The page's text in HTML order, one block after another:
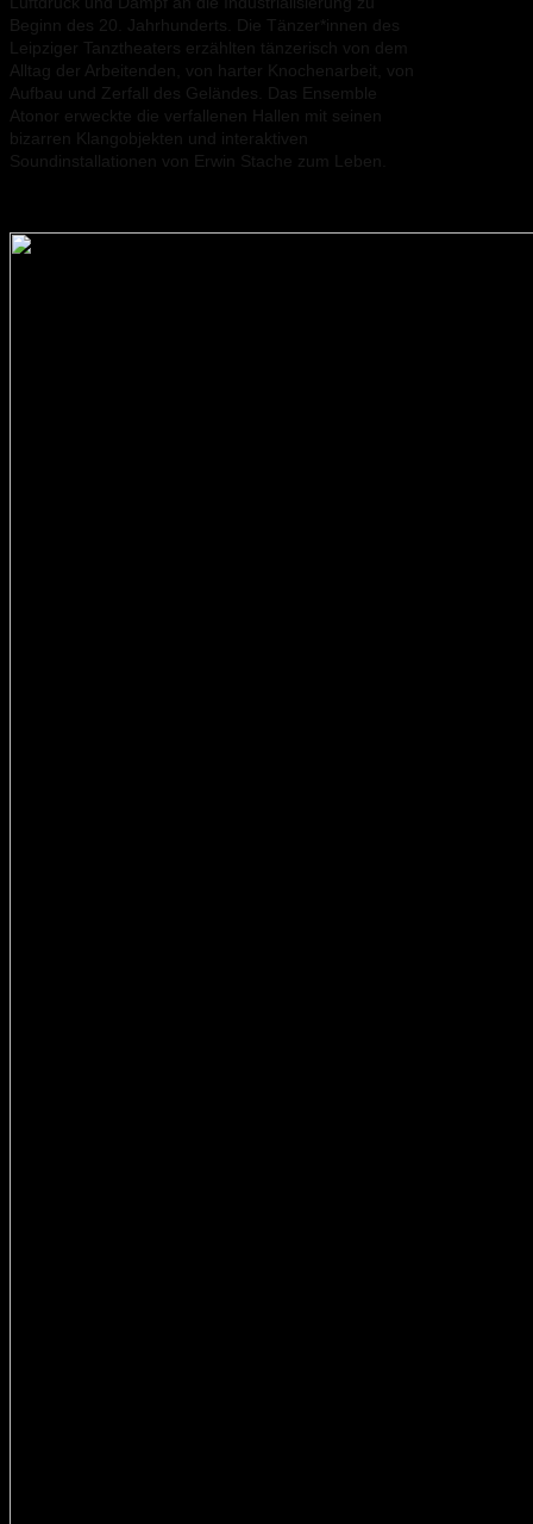
Beginn des 20. Jahrhunderts. Die Tänzer*innen des
Leipziger Tanztheaters erzählten tänzerisch von dem
Alltag der Arbeitenden, von harter Knochenarbeit, von
Aufbau und Zerfall des Geländes. Das Ensemble
Atonor erweckte die verfallenen Hallen mit seinen
bizarren Klangobjekten und interaktiven
Soundinstallationen von Erwin Stache zum Leben.